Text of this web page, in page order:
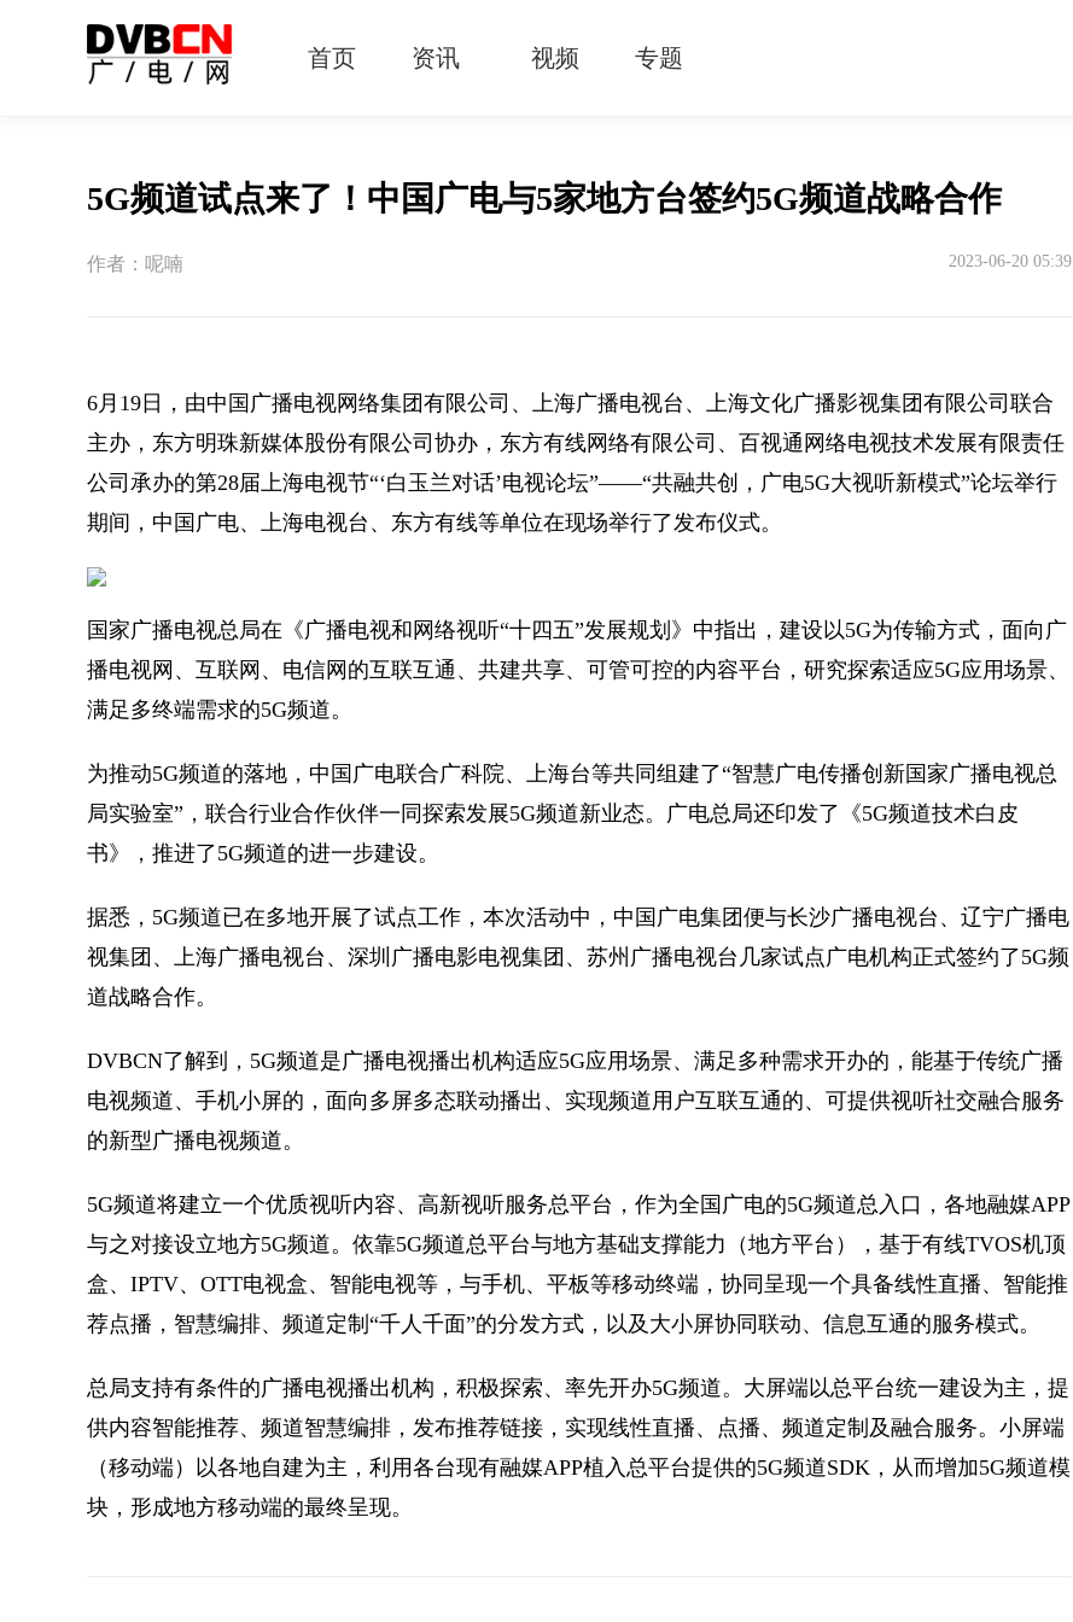
首页 资讯 视频 专题
5G频道试点来了！中国广电与5家地方台签约5G频道战略合作
作者：呢喃 2023-06-20 05:39
6月19日，由中国广播电视网络集团有限公司、上海广播电视台、上海文化广播影视集团有限公司联合
主办，东方明珠新媒体股份有限公司协办，东方有线网络有限公司、百视通网络电视技术发展有限责任
公司承办的第28届上海电视节“‘白玉兰对话’电视论坛”——“共融共创，广电5G大视听新模式”论坛举行
期间，中国广电、上海电视台、东方有线等单位在现场举行了发布仪式。
国家广播电视总局在《广播电视和网络视听“十四五”发展规划》中指出，建设以5G为传输方式，面向广
播电视网、互联网、电信网的互联互通、共建共享、可管可控的内容平台，研究探索适应5G应用场景、
满足多终端需求的5G频道。
为推动5G频道的落地，中国广电联合广科院、上海台等共同组建了“智慧广电传播创新国家广播电视总
局实验室”，联合行业合作伙伴一同探索发展5G频道新业态。广电总局还印发了《5G频道技术白皮
书》，推进了5G频道的进一步建设。
据悉，5G频道已在多地开展了试点工作，本次活动中，中国广电集团便与长沙广播电视台、辽宁广播电
视集团、上海广播电视台、深圳广播电影电视集团、苏州广播电视台几家试点广电机构正式签约了5G频
道战略合作。
DVBCN了解到，5G频道是广播电视播出机构适应5G应用场景、满足多种需求开办的，能基于传统广播
电视频道、手机小屏的，面向多屏多态联动播出、实现频道用户互联互通的、可提供视听社交融合服务
的新型广播电视频道。
5G频道将建立一个优质视听内容、高新视听服务总平台，作为全国广电的5G频道总入口，各地融媒APP
与之对接设立地方5G频道。依靠5G频道总平台与地方基础支撑能力（地方平台），基于有线TVOS机顶
盒、IPTV、OTT电视盒、智能电视等，与手机、平板等移动终端，协同呈现一个具备线性直播、智能推
荐点播，智慧编排、频道定制“千人千面”的分发方式，以及大小屏协同联动、信息互通的服务模式。
总局支持有条件的广播电视播出机构，积极探索、率先开办5G频道。大屏端以总平台统一建设为主，提
供内容智能推荐、频道智慧编排，发布推荐链接，实现线性直播、点播、频道定制及融合服务。小屏端
（移动端）以各地自建为主，利用各台现有融媒APP植入总平台提供的5G频道SDK，从而增加5G频道模
块，形成地方移动端的最终呈现。